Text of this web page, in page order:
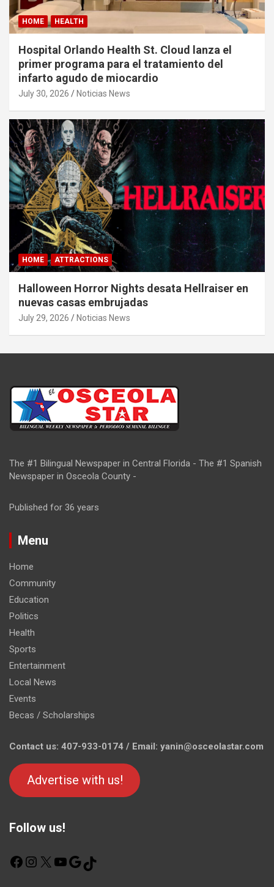
HOME HEALTH
Hospital Orlando Health St. Cloud lanza el
primer programa para el tratamiento del
infarto agudo de miocardio
July 30, 2026 Noticias News
HOME ATTRACTIONS
Halloween Horror Nights desata Hellraiser en
nuevas casas embrujadas
July 29, 2026 Noticias News
The #1 Bilingual Newspaper in Central Florida - The #1 Spanish
Newspaper in Osceola County -
Published for 36 years
Menu
Home
Community
Education
Politics
Health
Sports
Entertainment
Local News
Events
Becas / Scholarships
Contact us: 407-933-0174 / Email: yanin@osceolastar.com
Advertise with us!
Follow us!
F
X
Y
G
o